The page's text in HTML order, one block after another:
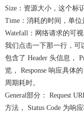
Size：资源大小，这个标
Time：消耗的时间，单位
Watefall：网络请求的可视
我们点击一下那一行，可
包含了 Header 头信息，
览， Response 响应具体
周期耗时。
General部分： Request
方法， Status Code 为响